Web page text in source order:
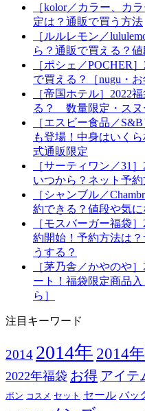
［kolor／カラー、カ
定は？通販で買う方法
［ルルレモン／
ら？通販で買える？
［ポシェ／POCHER
で買える？［nugu・お
［帝国ホテル］2022
る？ 数量限定・スヌ
［エスビー食品／
も登場！中身はいく
式通販限定
［サーティワン／31
いつから？ネット予
［シャンブル／
約できる？値段や気に
［モスバーガー福袋
約開始！予約方法は
うする？
［茅乃舎／かやのや
ート！福袋限定商品
ら］
注目キーワード
2014 2014年 2014
2022年福袋 お得 アイテ
ポン コスメ セット セール バッ